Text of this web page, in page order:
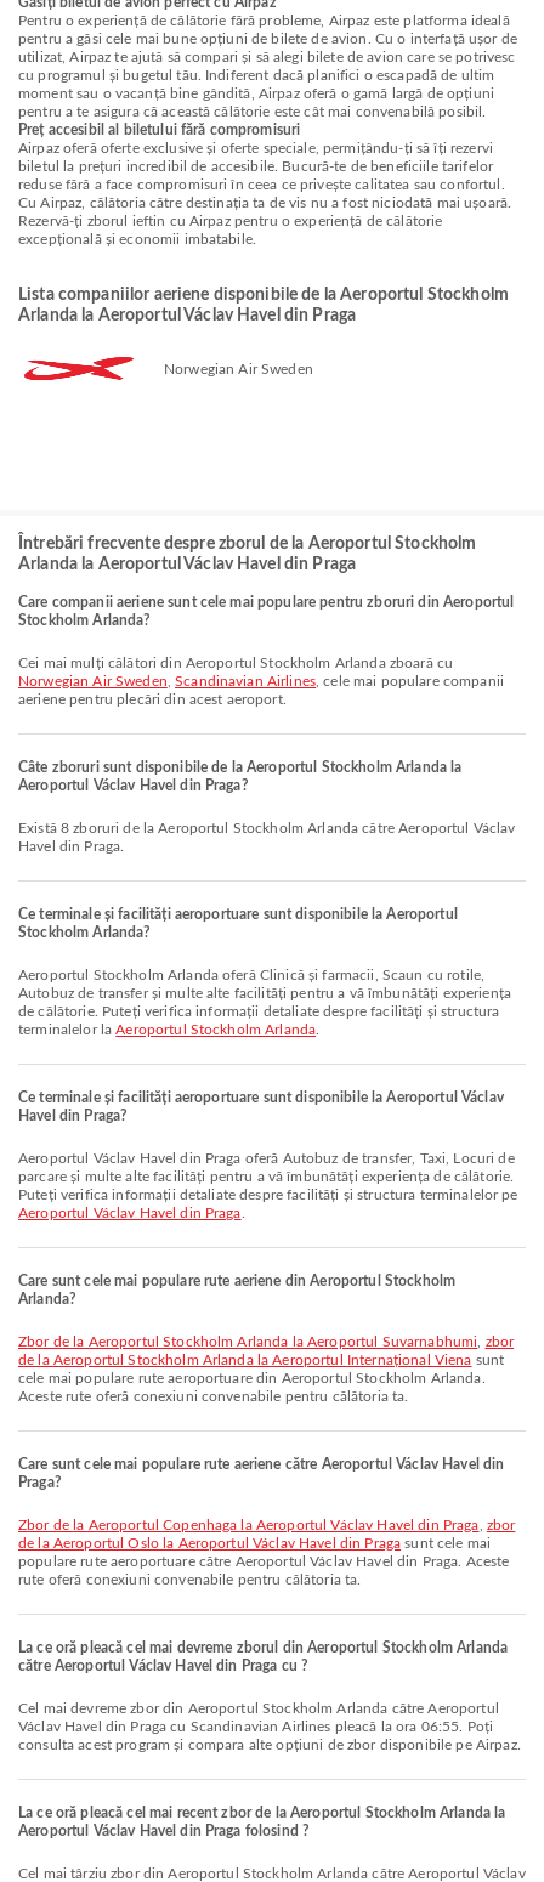
Pentru o experiență de călătorie fără probleme, Airpaz este platforma ideală
pentru a găsi cele mai bune opțiuni de bilete de avion. Cu o interfață ușor de
utilizat, Airpaz te ajută să compari și să alegi bilete de avion care se potrivesc
cu programul și bugetul tău. Indiferent dacă planifici o escapadă de ultim
moment sau o vacanță bine gândită, Airpaz oferă o gamă largă de opțiuni
pentru a te asigura că această călătorie este cât mai convenabilă posibil.
Preț accesibil al biletului fără compromisuri
Airpaz oferă oferte exclusive și oferte speciale, permițându-ți să îți rezervi
biletul la prețuri incredibil de accesibile. Bucură-te de beneficiile tarifelor
reduse fără a face compromisuri în ceea ce privește calitatea sau confortul.
Cu Airpaz, călătoria către destinația ta de vis nu a fost niciodată mai ușoară.
Rezervă-ți zborul ieftin cu Airpaz pentru o experiență de călătorie
excepțională și economii imbatabile.
Lista companiilor aeriene disponibile de la Aeroportul Stockholm
Arlanda la Aeroportul Václav Havel din Praga
Norwegian Air Sweden
Întrebări frecvente despre zborul de la Aeroportul Stockholm
Arlanda la Aeroportul Václav Havel din Praga
Care companii aeriene sunt cele mai populare pentru zboruri din Aeroportul
Stockholm Arlanda?
Cei mai mulți călători din Aeroportul Stockholm Arlanda zboară cu
Norwegian Air Sweden ,Scandinavian Airlines , cele mai populare companii
aeriene pentru plecări din acest aeroport.
Câte zboruri sunt disponibile de la Aeroportul Stockholm Arlanda la
Aeroportul Václav Havel din Praga?
Există 8 zboruri de la Aeroportul Stockholm Arlanda către Aeroportul Václav
Havel din Praga.
Ce terminale și facilități aeroportuare sunt disponibile la Aeroportul
Stockholm Arlanda?
Aeroportul Stockholm Arlanda oferă Clinică și farmacii, Scaun cu rotile,
Autobuz de transfer și multe alte facilități pentru a vă îmbunătăți experiența
de călătorie. Puteți verifica informații detaliate despre facilități și structura
terminalelor laAeroportul Stockholm Arlanda
Ce terminale și facilități aeroportuare sunt disponibile la Aeroportul Václav
Havel din Praga?
Aeroportul Václav Havel din Praga oferă Autobuz de transfer, Taxi, Locuri de
parcare și multe alte facilități pentru a vă îmbunătăți experiența de călătorie.
Puteți verifica informații detaliate despre facilități și structura terminalelor pe
Aeroportul Václav Havel din Praga
Care sunt cele mai populare rute aeriene din Aeroportul Stockholm
Arlanda?
zbor de la Aeroportul Stockholm Arlanda la Aeroportul Suvarnabhumi
zbor
de la Aeroportul Stockholm Arlanda la Aeroportul Internațional Viena sunt
cele mai populare rute aeroportuare din Aeroportul Stockholm Arlanda.
Aceste rute oferă conexiuni convenabile pentru călătoria ta.
Care sunt cele mai populare rute aeriene către Aeroportul Václav Havel din
Praga?
zbor de la Aeroportul Copenhaga la Aeroportul Václav Havel din Praga zbor
de la Aeroportul Oslo la Aeroportul Václav Havel din Praga sunt cele mai
populare rute aeroportuare către Aeroportul Václav Havel din Praga. Aceste
rute oferă conexiuni convenabile pentru călătoria ta.
La ce oră pleacă cel mai devreme zborul din Aeroportul Stockholm Arlanda
către Aeroportul Václav Havel din Praga cu ?
Cel mai devreme zbor din Aeroportul Stockholm Arlanda către Aeroportul
Václav Havel din Praga cu Scandinavian Airlines pleacă la ora 06:55. Poți
consulta acest program și compara alte opțiuni de zbor disponibile pe Airpaz.
La ce oră pleacă cel mai recent zbor de la Aeroportul Stockholm Arlanda la
Aeroportul Václav Havel din Praga folosind ?
Cel mai târziu zbor din Aeroportul Stockholm Arlanda către Aeroportul Václav